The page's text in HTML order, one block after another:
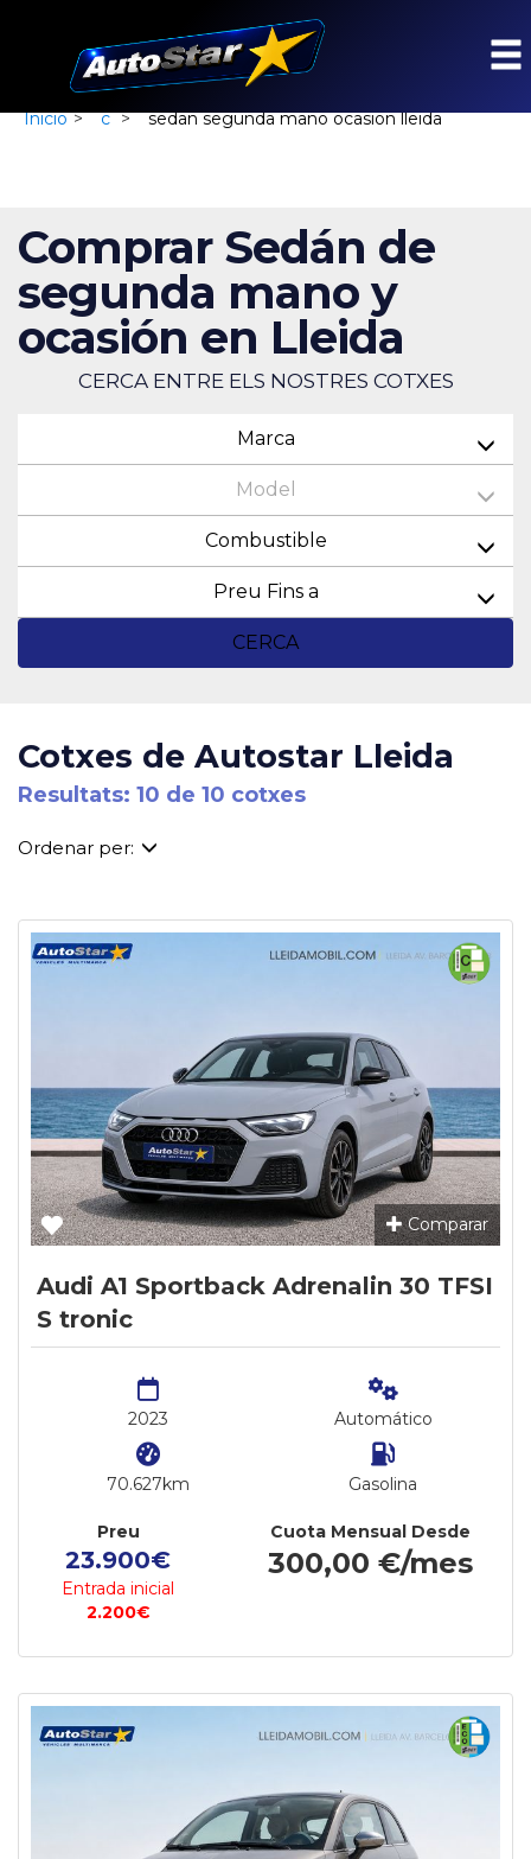
Inicio > c > sedan segunda mano ocasion lleida
Comprar Sedán de
segunda mano y
ocasión en Lleida
CERCA ENTRE ELS NOSTRES COTXES
Marca
Model
Combustible
Preu Fins a
CERCA
Cotxes de Autostar Lleida
Resultats: 10 de 10 cotxes
Ordenar per:
Comparar
Audi A1 Sportback Adrenalin 30 TFSI
S tronic
2023
70.627km
Automático
Gasolina
Preu
23.900€
Entrada inicial
2.200€
Cuota Mensual Desde
300,00 €/mes